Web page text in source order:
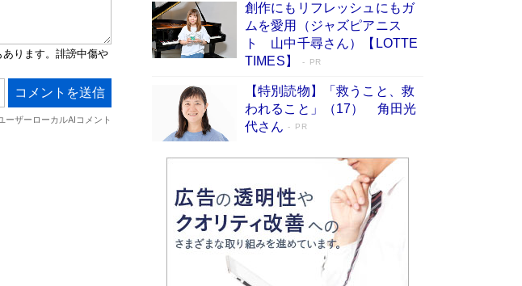
東野圭吾、伊坂幸太郎の人気シリーズ最新作どち
らも文庫化 映画化された直木賞受賞作もランク
イン［文庫ベストセラー］
Book Bang
創作にもリフレッシュにもガ
ムを愛用（ジャズピアニス
ト 山中千尋さん）【LOTTE
TIMES】
PR
【特別読物】「救うこと、救
われること」（17） 角田光
代さん
PR